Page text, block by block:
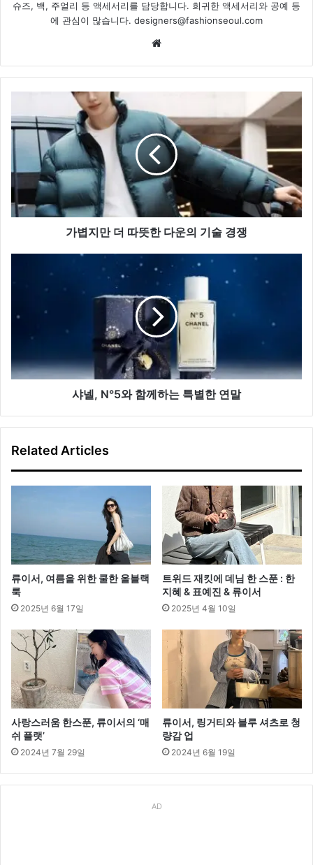
슈즈, 백, 주얼리 등 액세서리를 담당합니다. 희귀한 액세서리와 공예 등
에 관심이 많습니다. designers@fashionseoul.com
지
따
뜻
한
다
가볍지만 더 따뜻한 다운의 기술 경쟁
함
는
특
샤넬, N°5와 함께하는 특별한 연말
Related Articles
류이서, 여름을 위한 쿨한 올블랙
룩
2025년 6월 17일
트위드 재킷에 데님 한 스푼 : 한
지혜 & 표예진 & 류이서
2025년 4월 10일
사랑스러움 한스푼, 류이서의 ‘매
쉬 플랫’
2024년 7월 29일
류이서, 링거티와 블루 셔츠로 청
량감 업
2024년 6월 19일
AD